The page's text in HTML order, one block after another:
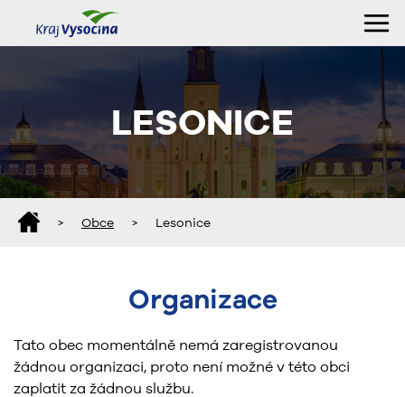
LESONICE
> Obce > Lesonice
Organizace
Tato obec momentálně nemá zaregistrovanou
žádnou organizaci, proto není možné v této obci
zaplatit za žádnou službu.